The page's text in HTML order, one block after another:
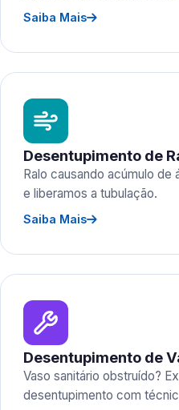
Saiba Mais
Desentupimento de
Ralo causando acúmulo de
e liberamos a tubulação.
Saiba Mais
Desentupimento de
Vaso sanitário obstruído?
desentupimento com